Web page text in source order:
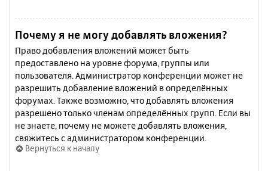
Почему я не могу добавлять вложения?
Право добавления вложений может быть
предоставлено на уровне форума, группы или
пользователя. Администратор конференции может не
разрешить добавление вложений в определённых
форумах. Также возможно, что добавлять вложения
разрешено только членам определённых групп. Если вы
не знаете, почему не можете добавлять вложения,
свяжитесь с администратором конференции.
Вернуться к началу